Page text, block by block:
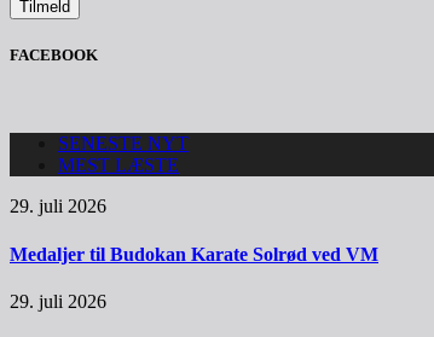
FACEBOOK
SENESTE NYT
MEST LÆSTE
29. juli 2026
Medaljer til Budokan Karate Solrød ved VM
29. juli 2026